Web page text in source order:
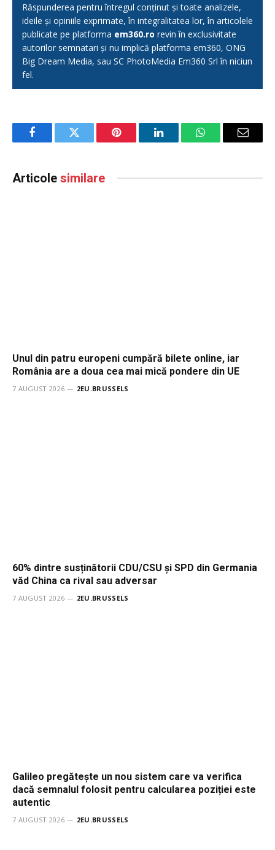
Răspunderea pentru întregul conținut și toate analizele,
ideile și opiniile exprimate, în integralitatea lor, în articolele
publicate pe platforma em360.ro revin în exclusivitate
autorilor semnatari și nu implică platforma em360, ONG
Big Dream Media, sau SC PhotoMedia Em360 Srl în niciun
fel.
FacebookTwitter Pinterest LinkedInWhatsAppEmail
Articole similare
Unul din patru europeni cumpără bilete online, iar
România are a doua cea mai mică pondere din UE
7 AUGUST 2026 2EU.BRUSSELS
60% dintre susținătorii CDU/CSU și SPD din Germania
văd China ca rival sau adversar
7 AUGUST 2026 2EU.BRUSSELS
Galileo pregătește un nou sistem care va verifica
dacă semnalul folosit pentru calcularea poziției este
autentic
7 AUGUST 2026 2EU.BRUSSELS